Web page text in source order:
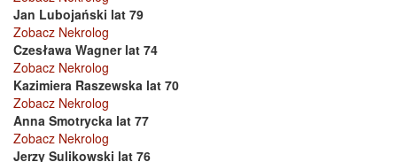
Jan Lubojański lat 79
Zobacz Nekrolog
Czesława Wagner lat 74
Zobacz Nekrolog
Kazimiera Raszewska lat 70
Zobacz Nekrolog
Anna Smotrycka lat 77
Zobacz Nekrolog
Jerzy Sulikowski lat 76